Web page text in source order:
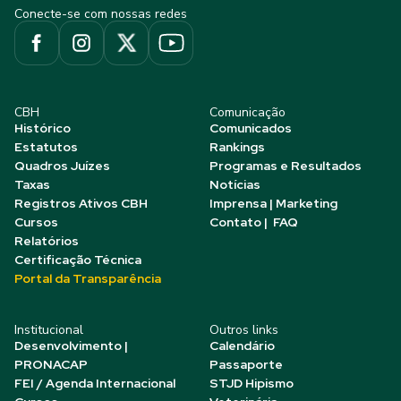
Conecte-se com nossas redes
CBH
Histórico
Estatutos
Quadros Juízes
Taxas
Registros Ativos CBH
Cursos
Relatórios
Certificação Técnica
Portal da Transparência
Comunicação
Comunicados
Rankings
Programas e Resultados
Notícias
Imprensa | Marketing
Contato | FAQ
Institucional
Desenvolvimento |
PRONACAP
FEI / Agenda Internacional
Outros links
Calendário
Passaporte
STJD Hipismo